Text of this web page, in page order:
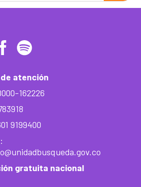
atención
162226
9199400
gratuita nacional